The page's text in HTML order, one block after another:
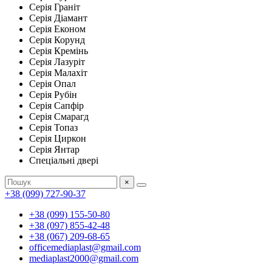
Серія Граніт
Серія Діамант
Серія Економ
Серія Корунд
Серія Кремінь
Серія Лазуріт
Серія Малахіт
Серія Опал
Серія Рубін
Серія Сапфір
Серія Смарагд
Серія Топаз
Серія Циркон
Серія Янтар
Спеціальні двері
×
+38 (099) 727-90-37
+38 (099) 155-50-80
+38 (097) 855-42-48
+38 (067) 209-68-65
officemediaplast@gmail.com
mediaplast2000@gmail.com